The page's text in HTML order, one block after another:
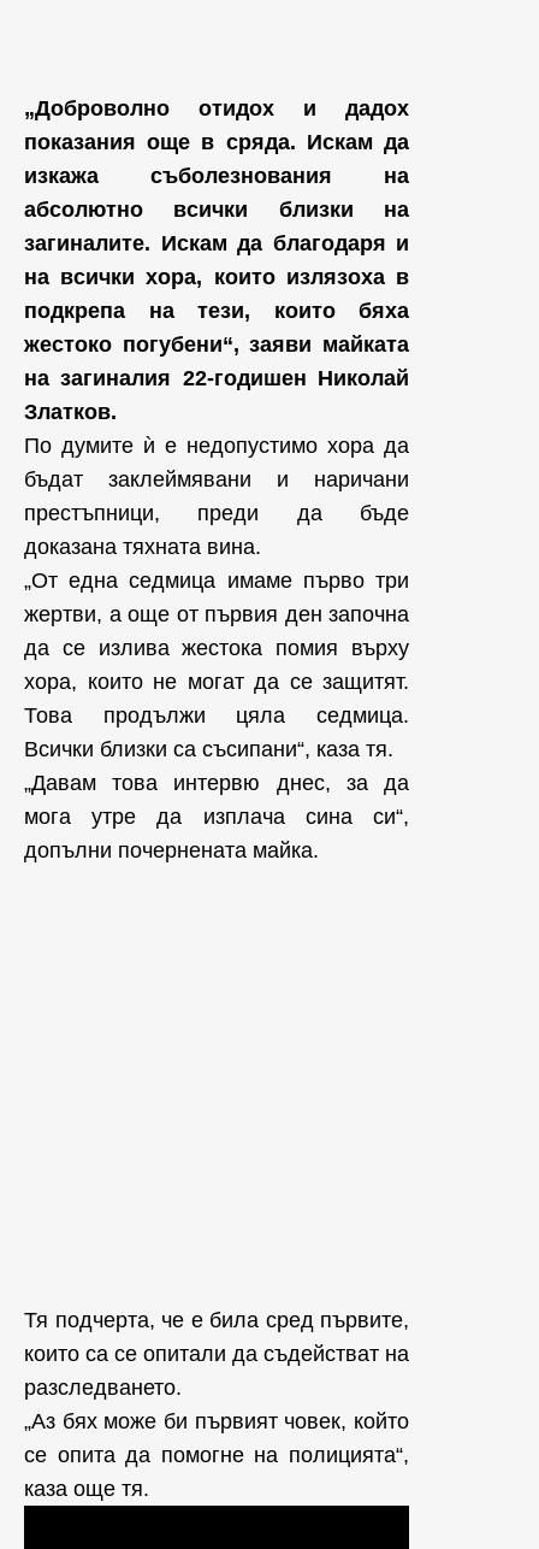
„Доброволно отидох и дадох
показания още в сряда. Искам да
изкажа съболезнования на
абсолютно всички близки на
загиналите. Искам да благодаря и
на всички хора, които излязоха в
подкрепа на тези, които бяха
жестоко погубени“, заяви майката
на загиналия 22-годишен Николай
Златков.
По думите ѝ е недопустимо хора да
бъдат заклеймявани и наричани
престъпници, преди да бъде
доказана тяхната вина.
„От една седмица имаме първо три
жертви, а още от първия ден започна
да се излива жестока помия върху
хора, които не могат да се защитят.
Това продължи цяла седмица.
Всички близки са съсипани“, каза тя.
„Давам това интервю днес, за да
мога утре да изплача сина си“,
допълни почернената майка.
Тя подчерта, че е била сред първите,
които са се опитали да съдействат на
разследването.
„Аз бях може би първият човек, който
се опита да помогне на полицията“,
каза още тя.